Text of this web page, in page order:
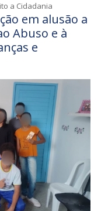
a Cidadania
em alusão a
Abuso e à
e